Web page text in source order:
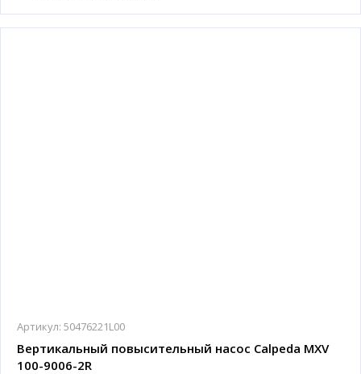
Артикул: 50476221L00
Вертикальный повысительный насос Calpeda MXV
100-9006-2R